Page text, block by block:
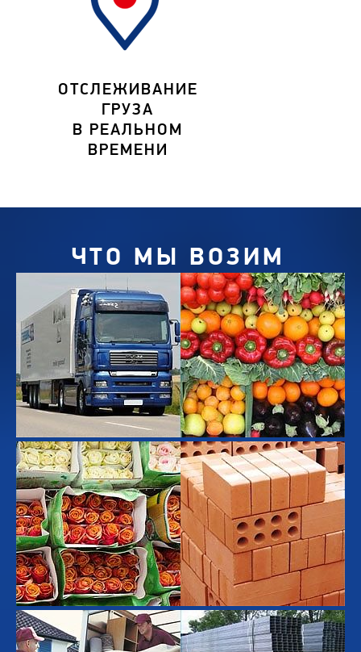
ОТСЛЕЖИВАНИЕ
ГРУЗА
В РЕАЛЬНОМ
ВРЕМЕНИ
ЧТО МЫ ВОЗИМ